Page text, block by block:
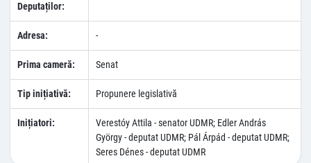
Deputaților:
Adresa: -
Prima cameră: Senat
Tip inițiativă: Propunere legislativă
Inițiatori:
Verestóy Attila - senator UDMR; Edler András
György - deputat UDMR; Pál Árpád - deputat UDMR;
Seres Dénes - deputat UDMR